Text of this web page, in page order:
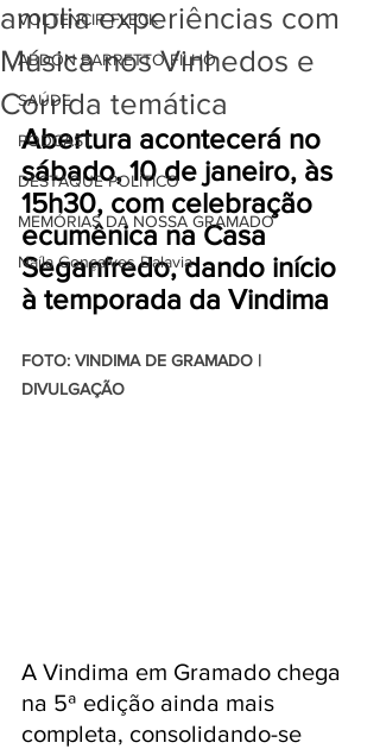
VOLTENCIR FLECK
ABDON BARRETTO FILHO
SAÚDE
PODCAST
DESTAQUE POLÍTICO
MEMÓRIAS DA NOSSA GRAMADO
Naíla Gonçalves Dalavia
amplia experiências com
Música nos Vinhedos e
Corrida temática
Abertura acontecerá no
sábado, 10 de janeiro, às
15h30, com celebração
ecumênica na Casa
Seganfredo, dando início
à temporada da Vindima
FOTO: VINDIMA DE GRAMADO |
DIVULGAÇÃO
A Vindima em Gramado chega
na 5ª edição ainda mais
completa, consolidando-se